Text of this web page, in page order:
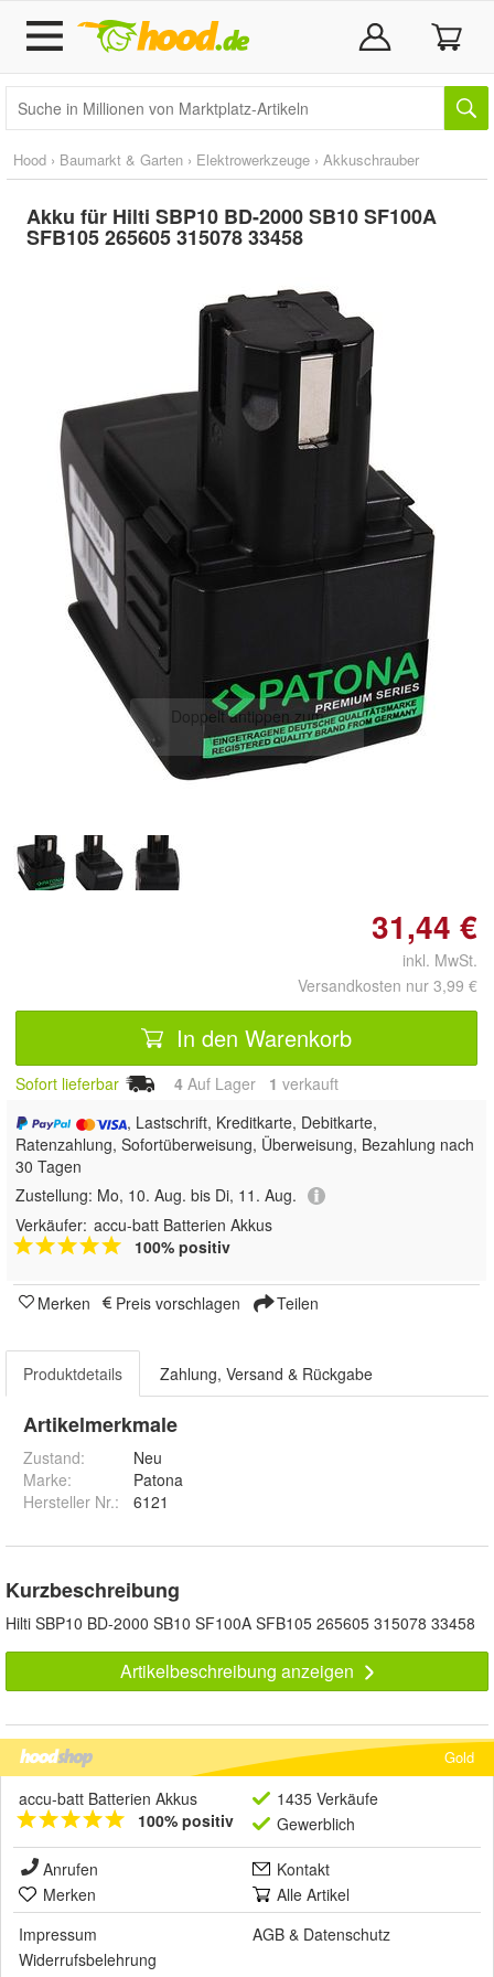
Hood › Baumarkt & Garten › Elektrowerkzeuge › Akkuschrauber
Akku für Hilti SBP10 BD-2000 SB10 SF100A
SFB105 265605 315078 33458
Doppelt antippen zum
vergrößern
31,44 €
inkl. MwSt.
Versandkosten nur 3,99 €
In den Warenkorb
Sofort lieferbar 4 Auf Lager 1 verkauft
, Lastschrift, Kreditkarte, Debitkarte,
Ratenzahlung, Sofortüberweisung, Überweisung, Bezahlung nach
30 Tagen
Zustellung: Mo, 10. Aug. bis Di, 11. Aug.
Verkäufer: accu-batt Batterien Akkus
100% positiv
Merken Preis vorschlagen Teilen
Produktdetails Zahlung, Versand & Rückgabe
Artikelmerkmale
Zustand:
Neu
Marke:
Patona
Hersteller Nr.:
6121
Kurzbeschreibung
Hilti SBP10 BD-2000 SB10 SF100A SFB105 265605 315078 33458
Artikelbeschreibung anzeigen
Gold
accu-batt Batterien Akkus
100% positiv
1435 Verkäufe
Gewerblich
Anrufen
Kontakt
Merken
Alle Artikel
Impressum
AGB & Datenschutz
Widerrufsbelehrung